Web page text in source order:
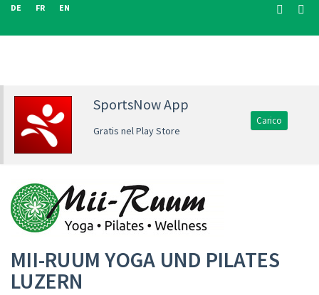
DE FR EN
SportsNow App
Gratis nel Play Store
Carico
MII-RUUM YOGA UND PILATES
LUZERN